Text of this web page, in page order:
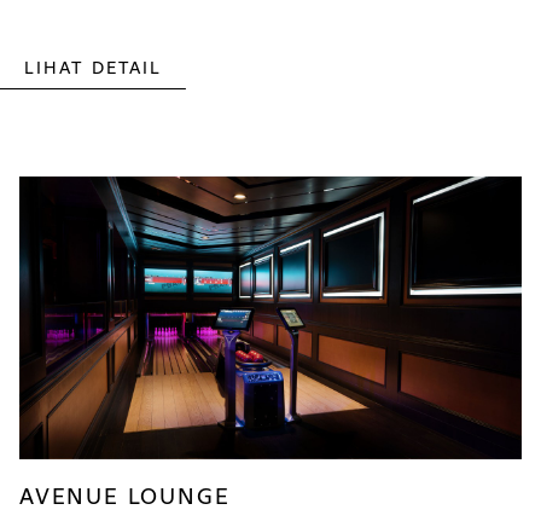
LIHAT DETAIL
AVENUE LOUNGE